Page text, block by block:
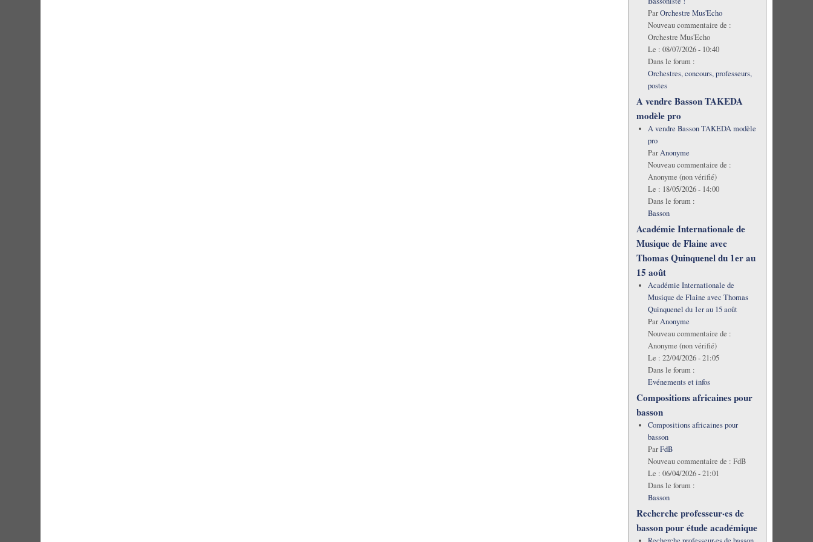
ParOrchestre Mus'Echo
Nouveau commentaire de :
Orchestre Mus'Echo
Le : 08/07/2026 - 10:40
Dans le forum :
Orchestres, concours, professeurs,
postes
A vendre Basson TAKEDA
modèle pro
A vendre Basson TAKEDA modèle
pro
ParAnonyme
Nouveau commentaire de :
Anonyme (non vérifié)
Le : 18/05/2026 - 14:00
Dans le forum :
Basson
Académie Internationale de
Musique de Flaine avec
Thomas Quinquenel du 1er au
15 août
Académie Internationale de
Musique de Flaine avec Thomas
Quinquenel du 1er au 15 août
ParAnonyme
Nouveau commentaire de :
Anonyme (non vérifié)
Le : 22/04/2026 - 21:05
Dans le forum :
Evénements et infos
Compositions africaines pour
basson
Compositions africaines pour
basson
ParFdB
Nouveau commentaire de : FdB
Le : 06/04/2026 - 21:01
Dans le forum :
Basson
Recherche professeur·es de
basson pour étude académique